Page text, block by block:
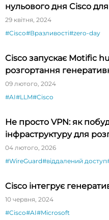
нульового дня Cisco
29 квітня, 2024
#Cisco#Вразливості#zero-day
Cisco запускає Motific
розгортання
09 лютого, 2024
#AI#LLM#Cisco
Не просто VPN: як
інфраструктуру для
WireGuard — не панацея)
04 лютого, 2026
#WireGuard#віддалений доступ
Cisco інтегрує
10 червня, 2024
#Cisco#AI#Microsoft